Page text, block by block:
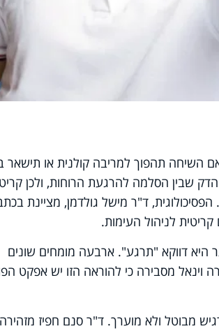
השיחה תהפוך למריבה קולנית או תישאר
הדק שבין הסלמה להרגעת הרוחות, ולכן
ד"ר מישל גולדמן, מציינת
היא דווקא "תרגע". ארבעה מומחים שונים
וינאל מסבירה כי להוראה הזו יש אפקט
מבוטל ולא מוערך. ד"ר סנם חפיז מזהירה